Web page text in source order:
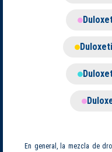
En general, la mezcla de